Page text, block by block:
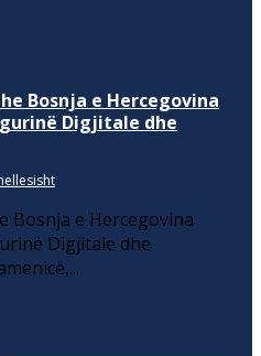
Bosnja e Hercegovina
Digjitale dhe
Bosnja e Hercegovina
Digjitale dhe